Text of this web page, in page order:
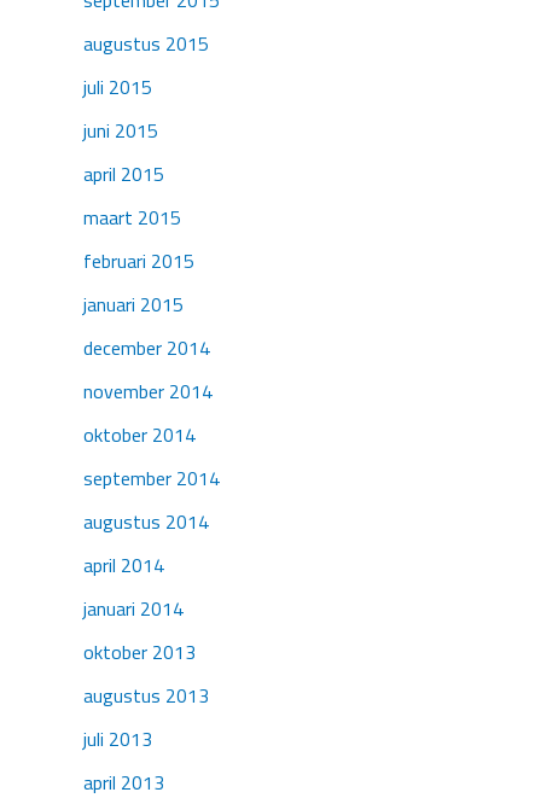
augustus 2015
juli 2015
juni 2015
april 2015
maart 2015
februari 2015
januari 2015
december 2014
november 2014
oktober 2014
september 2014
augustus 2014
april 2014
januari 2014
oktober 2013
augustus 2013
juli 2013
april 2013